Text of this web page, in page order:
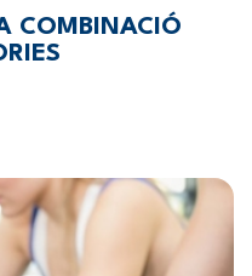
COMBINACIÓ